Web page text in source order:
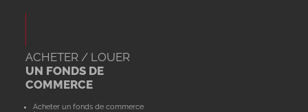
ACHETER / LOUER
UN FONDS DE
COMMERCE
Acheter un fonds de commerce